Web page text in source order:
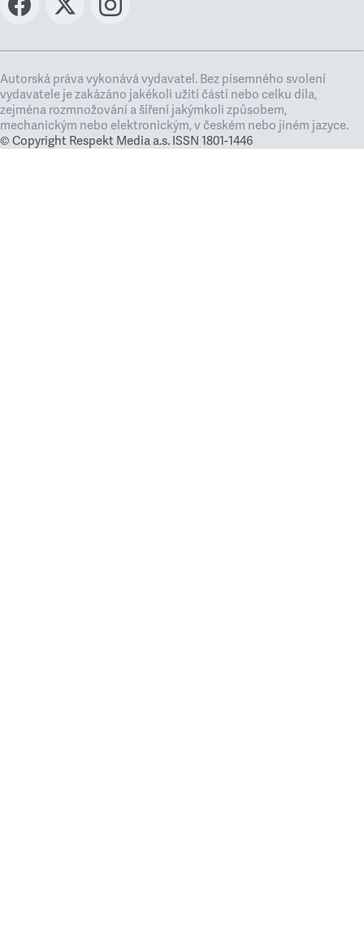
Autorská práva vykonává vydavatel. Bez písemného svolení
vydavatele je zakázáno jakékoli užití částí nebo celku díla,
zejména rozmnožování a šíření jakýmkoli způsobem,
mechanickým nebo elektronickým, v českém nebo jiném jazyce.
© Copyright Respekt Media a.s. ISSN 1801-1446